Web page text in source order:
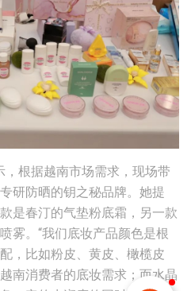
，根据越南市场需求，现场带
研防晒的钥之秘品牌。她提
是春汀的气垫粉底霜，另一款
雾。“我们底妆产品颜色是根
，比如粉皮、黄皮、橄榄皮
南消费者的底妆需求；而水晶